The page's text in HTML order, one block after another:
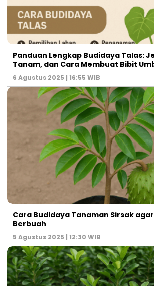
Panduan Lengkap Budidaya Talas:
Tanam, dan Cara Membuat Bibit
6 Agustus 2025 | 16:55 WIB
Cara Budidaya Tanaman Sirsak
Berbuah
5 Agustus 2025 | 12:30 WIB